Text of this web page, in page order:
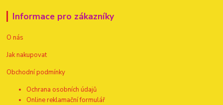
Informace pro zákazníky
O nás
Jak nakupovat
Obchodní podmínky
Ochrana osobních údajů
Online reklamační formulář